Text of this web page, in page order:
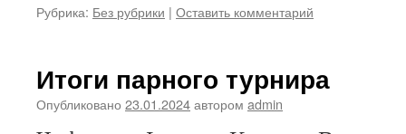
Рубрика: Без рубрики | Оставить комментарий
Итоги парного турнира
Опубликовано 23.01.2024автором admin